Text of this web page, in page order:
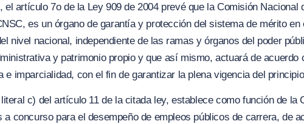
el artículo 7o de la Ley 909 de 2004 prevé que la Comisión
es un órgano de garantía y protección del sistema de mérito
nivel nacional, independiente de las ramas y órganos del poder
y patrimonio propio y que así mismo, actuará de acuerdo
e imparcialidad, con el fin de garantizar la plena vigencia del
c) del artículo 11 de la citada ley, establece como función de la
a concurso para el desempeño de empleos públicos de carrera, de